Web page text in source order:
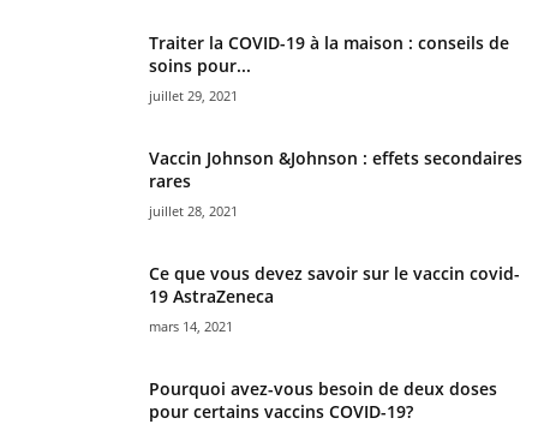
Traiter la COVID-19 à la maison : conseils de
soins pour...
juillet 29, 2021
Vaccin Johnson &Johnson : effets secondaires
rares
juillet 28, 2021
Ce que vous devez savoir sur le vaccin covid-
19 AstraZeneca
mars 14, 2021
Pourquoi avez-vous besoin de deux doses
pour certains vaccins COVID-19?